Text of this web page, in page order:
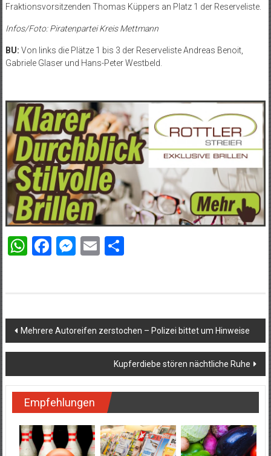
Fraktionsvorsitzenden Thomas Küppers an Platz 1 der Reserveliste.
Infos/Foto: Piratenpartei Kreis Mettmann
BU: Von links die Plätze 1 bis 3 der Reserveliste Andreas Benoit,
Gabriele Glaser und Hans-Peter Westbeld.
WhatsApp
Facebook
Messenger
EmailTeilen
Beitragsnavigation
Mehrere Autoreifen zerstochen – Polizei bittet um Hinweise
Kupferdiebe stören nächtliche Ruhe
Empfehlungen